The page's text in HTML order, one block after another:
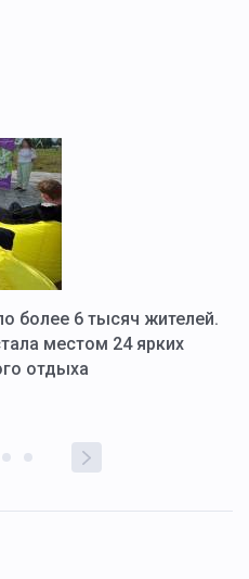
более 6 тысяч жителей.
местом 24 ярких
отдыха